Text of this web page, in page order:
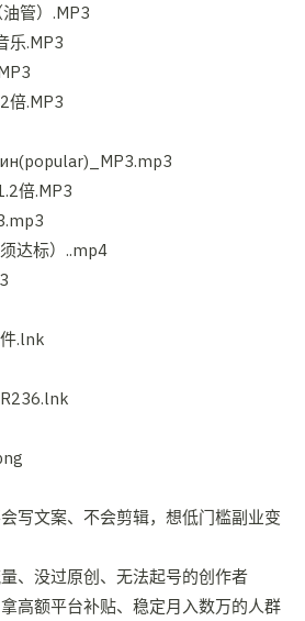
管）.MP3
乐.MP3
倍.MP3
倍.MP3
达标）..mp4
.lnk
写文案、不会剪辑，想低门槛副业变
、没过原创、无法起号的创作者
高额平台补贴、稳定月入数万的人群